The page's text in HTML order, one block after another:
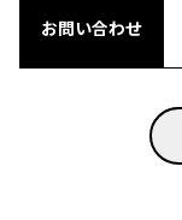
お問い合わせ